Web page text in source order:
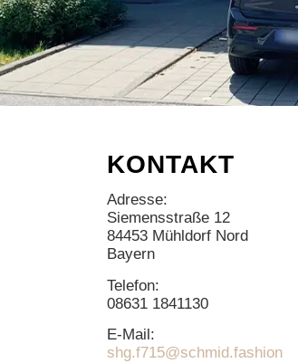
KONTAKT
Adresse:
Siemensstraße 12
84453 Mühldorf Nord
Bayern
Telefon:
08631 1841130
E-Mail:
shg.f715@schmid.fashion